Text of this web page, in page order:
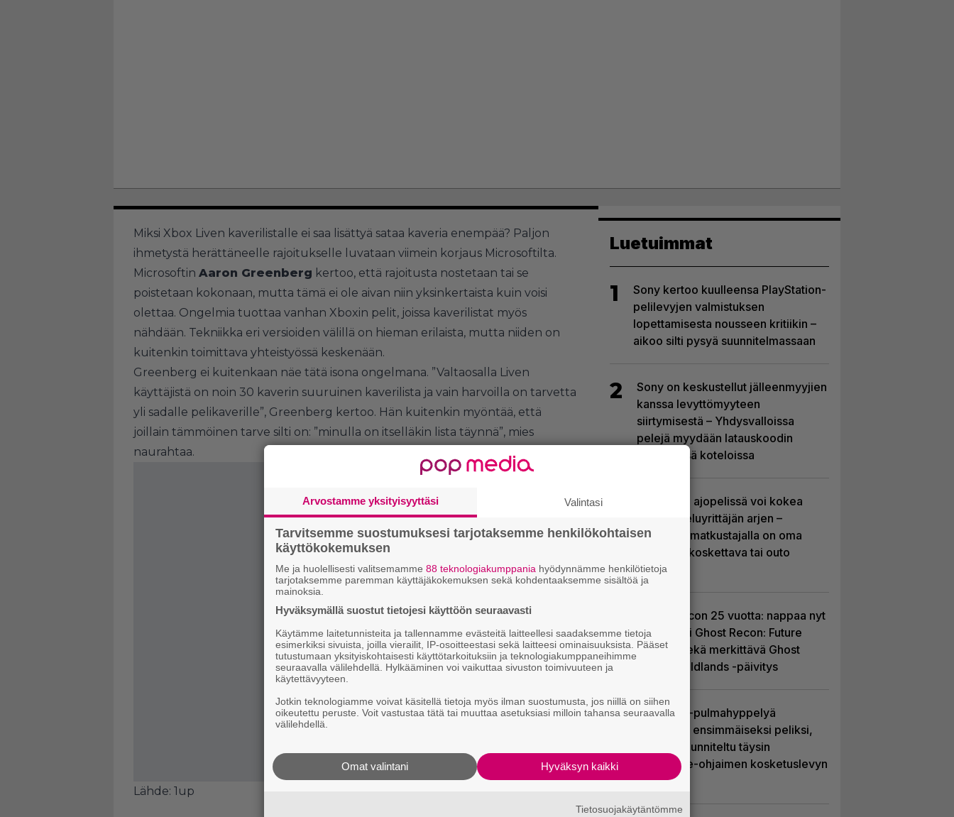
Miksi Xbox Liven kaverilistalle ei saa lisättyä sataa kaveria enempää? Paljon
ihmetystä herättäneelle rajoitukselle luvataan viimein korjaus Microsoftilta.
Microsoftin Aaron Greenberg kertoo, että rajoitusta nostetaan tai se
poistetaan kokonaan, mutta tämä ei ole aivan niin yksinkertaista kuin voisi
olettaa. Ongelmia tuottaa vanhan Xboxin pelit, joissa kaverilistat myös
nähdään. Tekniikka eri versioiden välillä on hieman erilaista, mutta niiden on
kuitenkin toimittava yhteistyössä keskenään.
Greenberg ei kuitenkaan näe tätä isona ongelmana. ”Valtaosalla Liven
käyttäjistä on noin 30 kaverin suuruinen kaverilista ja vain harvoilla on tarvetta
yli sadalle pelikaverille”, Greenberg kertoo. Hän kuitenkin myöntää, että
joillain tämmöinen tarve silti on: ”minulla on itselläkin lista täynnä”, mies
naurahtaa.
Lähde: 1up
Luetuimmat
1
Sony kertoo kuulleensa PlayStation-
pelilevyjen valmistuksen
lopettamisesta nousseen kritiikin –
aikoo silti pysyä suunnitelmassaan
2
Sony on keskustellut jälleenmyyjien
kanssa levyttömyyteen
siirtymisestä – Yhdysvalloissa
pelejä myydään latauskoodin
sisältävissä koteloissa
Tulevassa ajopelissä voi kokea
kyytipalveluyrittäjän arjen –
jokaisella matkustajalla on oma
hulvaton, koskettava tai outo
tarinansa
Ghost Recon 25 vuotta: nappaa nyt
ilmaiseksi Ghost Recon: Future
Soldier sekä merkittävä Ghost
Recon Wildlands -päivitys
5
Uutta PS5-pulmahyppelyä
kuvaillaan ensimmäiseksi peliksi,
joka on suunniteltu täysin
DualSense-ohjaimen kosketuslevyn
ympärille
Arvostamme yksityisyyttäsi Valintasi
Tarvitsemme suostumuksesi tarjotaksemme henkilökohtaisen
käyttökokemuksen
Me ja huolellisesti valitsemamme 88 teknologiakumppania hyödynnämme henkilötietoja
tarjotaksemme paremman käyttäjäkokemuksen sekä kohdentaaksemme sisältöä ja
mainoksia.
Hyväksymällä suostut tietojesi käyttöön seuraavasti
Käytämme laitetunnisteita ja tallennamme evästeitä laitteellesi saadaksemme tietoja
esimerkiksi sivuista, joilla vierailit, IP-osoitteestasi sekä laitteesi ominaisuuksista. Pääset
tutustumaan yksityiskohtaisesti käyttötarkoituksiin ja teknologiakumppaneihimme
seuraavalla välilehdellä. Hylkääminen voi vaikuttaa sivuston toimivuuteen ja
käytettävyyteen.
Jotkin teknologiamme voivat käsitellä tietoja myös ilman suostumusta, jos niillä on siihen
oikeutettu peruste. Voit vastustaa tätä tai muuttaa asetuksiasi milloin tahansa seuraavalla
välilehdellä.
Hyväksyn kaikki
Omat valintani
Tietosuojakäytäntömme